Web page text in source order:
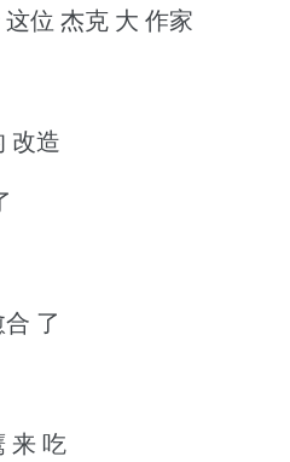
位 杰克 大 作家
改造
了
来 吃